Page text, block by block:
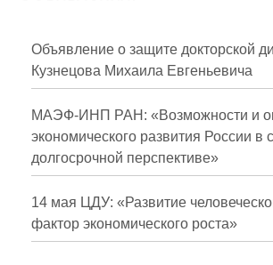
Материалы для СМИ
Публикации
Научная жизнь
Проблемы прогнозирования
О журнале
Номера журналов
Объявление о защите докторской
Кузнецова Михаила Евгеньевича
МАЭФ-ИНП РАН: «Возможности и
экономического развития России в
долгосрочной перспективе»
14 мая ЦДУ: «Развитие
фактор экономического роста»